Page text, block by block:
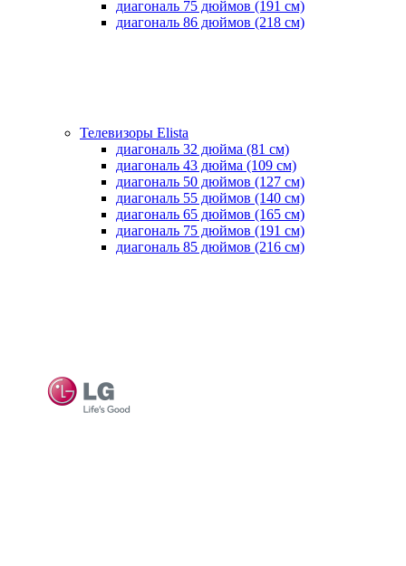
диагональ 75 дюймов (191 см)
диагональ 86 дюймов (218 см)
Телевизоры Elista
диагональ 32 дюйма (81 см)
диагональ 43 дюйма (109 см)
диагональ 50 дюймов (127 см)
диагональ 55 дюймов (140 cм)
диагональ 65 дюймов (165 cм)
диагональ 75 дюймов (191 см)
диагональ 85 дюймов (216 см)